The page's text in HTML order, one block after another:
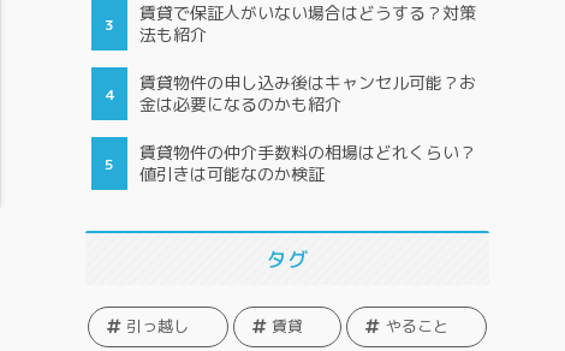
賃貸で保証人がいない場合はどうする？対策
法も紹介
賃貸物件の申し込み後はキャンセル可能？お
金は必要になるのかも紹介
賃貸物件の仲介手数料の相場はどれくらい？
値引きは可能なのか検証
タグ
引っ越し 賃貸 やること